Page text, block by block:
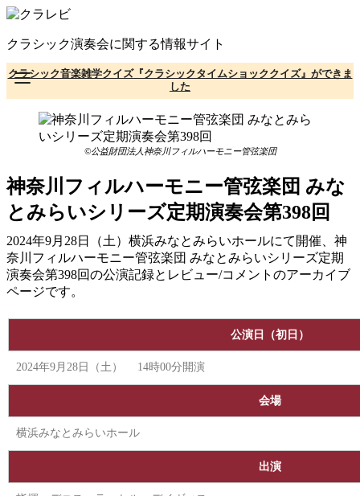
コ
テ
ン
ツ
へ
クラシック演奏会に関する情報サイト
クラシック音楽雑学クイズ『クラシックタイムショッククイズ』ができま
した
©公益財団法人神奈川フィルハーモニー管弦楽団
神奈川フィルハーモニー管弦楽団 みな
とみらいシリーズ定期演奏会第398回
2024年9月28日（土）横浜みなとみらいホールにて開催、神
奈川フィルハーモニー管弦楽団 みなとみらいシリーズ定期
演奏会第398回の公演記録とレビュー/コメントのアーカイブ
ページです。
公演日（初日）
2024年9月28日（土） 14時00分開演
会場
横浜みなとみらいホール
出演